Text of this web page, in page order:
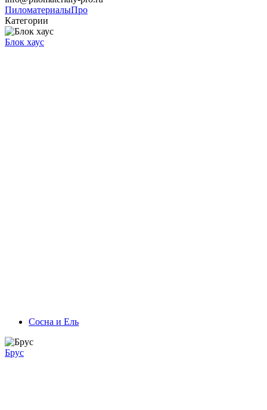
ПиломатериалыПро
Категории
Блок хаус
Сосна и Ель
Брус